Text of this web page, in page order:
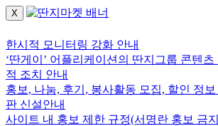
X
한시적 모니터링 강화 안내
‘딴게이’ 어플리케이션의 딴지그룹 콘텐
적 조치 안내
홍보, 나눔, 후기, 봉사활동 모집, 할인 정
판 신설안내
사이트 내 홍보 제한 규정(서명란 홍보 금